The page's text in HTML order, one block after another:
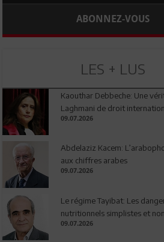
ABONNEZ-VOUS
LES + LUS
Kaouthar Debbeche: Une
Laghmani de droit
09.07.2026
Abdelaziz Kacem:
aux chiffres arabes
09.07.2026
Le régime Tayibat: Les
nutritionnels simplistes et
09.07.2026